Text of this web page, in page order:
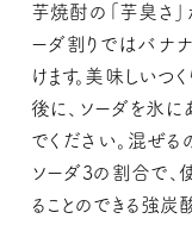
芋焼酎の「芋臭さ
ーダ割りではバナ
けます。美味しいつ
後に、ソーダを氷に
でください。混ぜ
ソーダ3の割合で、
ることのできる強炭